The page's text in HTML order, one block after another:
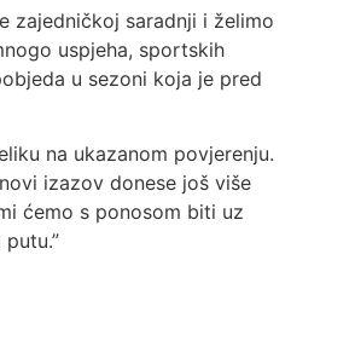
zajedničkoj saradnji i želimo
uspjeha, sportskih
u sezoni koja je pred
na ukazanom povjerenju.
izazov donese još više
ćemo s ponosom biti uz